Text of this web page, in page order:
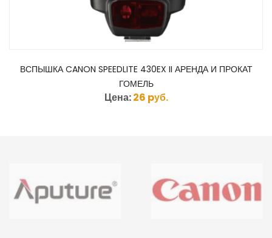
ВСПЫШКА CANON SPEEDLITE 430EX II АРЕНДА И ПРОКАТ
ГОМЕЛЬ
Цена:26 pуб.